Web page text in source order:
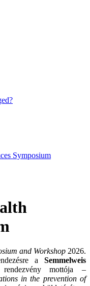
Symposium
and Workshop2026.
a Semmelweis
mottója –
in the prevention of